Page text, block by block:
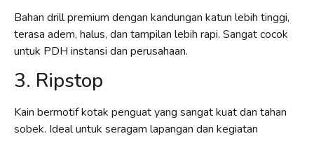
Bahan drill premium dengan kandungan katun lebih tinggi,
terasa adem, halus, dan tampilan lebih rapi. Sangat cocok
untuk PDH instansi dan perusahaan.
3. Ripstop
Kain bermotif kotak penguat yang sangat kuat dan tahan
sobek. Ideal untuk seragam lapangan dan kegiatan